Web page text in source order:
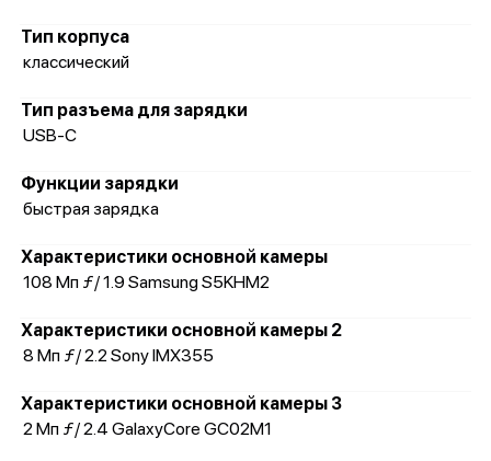
Тип корпуса
классический
Тип разъема для зарядки
USB-C
Функции зарядки
быстрая зарядка
Характеристики основной камеры
108 Мп ƒ/ 1.9 Samsung S5KHM2
Характеристики основной камеры 2
8 Мп ƒ/ 2.2 Sony IMX355
Характеристики основной камеры 3
2 Мп ƒ/ 2.4 GalaxyCore GC02M1